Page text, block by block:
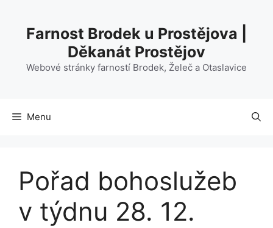
obsahFarnost Brodek u Prostějova |
Děkanát Prostějov
Webové stránky farností Brodek, Želeč a Otaslavice
Menu
Pořad bohoslužeb
v týdnu 28. 12.